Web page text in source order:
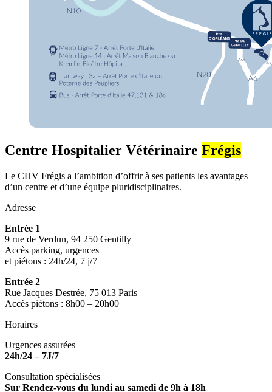
Centre Hospitalier Vétérinaire Frégis
Le CHV Frégis a l’ambition d’offrir à ses patients les avantages
d’un centre et d’une équipe pluridisciplinaires.
Adresse
Entrée 1
9 rue de Verdun, 94 250 Gentilly
Accès parking, urgences
et piétons : 24h/24, 7 j/7
Entrée 2
Rue Jacques Destrée, 75 013 Paris
Accès piétons : 8h00 – 20h00
Horaires
Urgences assurées
24h/24 – 7J/7
Consultation spécialisées
Sur Rendez-vous du lundi au samedi de 9h à 18h